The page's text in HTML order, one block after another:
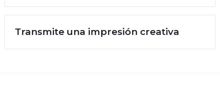
Transmite una impresión creativa